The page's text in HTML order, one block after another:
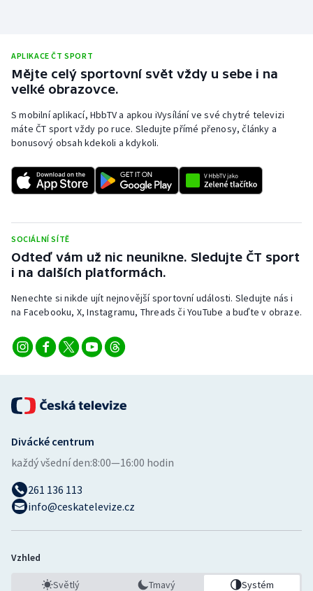
APLIKACE ČT SPORT
Mějte celý sportovní svět vždy u sebe i na
velké obrazovce.
S mobilní aplikací, HbbTV a apkou iVysílání ve své chytré televizi
máte ČT sport vždy po ruce. Sledujte přímé přenosy, články a
bonusový obsah kdekoli a kdykoli.
SOCIÁLNÍ SÍTĚ
Odteď vám už nic neunikne. Sledujte ČT sport
i na dalších platformách.
Nenechte si nikde ujít nejnovější sportovní události. Sledujte nás i
na Facebooku, X, Instagramu, Threads či YouTube a buďte v obraze.
Divácké centrum
každý všední den:8:00—16:00 hodin
261 136 113
info@ceskatelevize.cz
Vzhled
Světlý Tmavý Systém